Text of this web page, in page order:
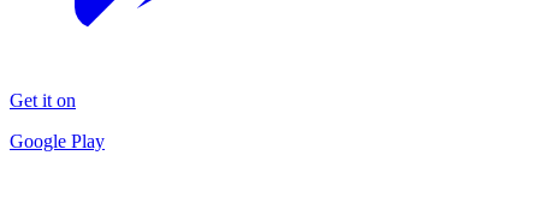
Get it on
Google Play